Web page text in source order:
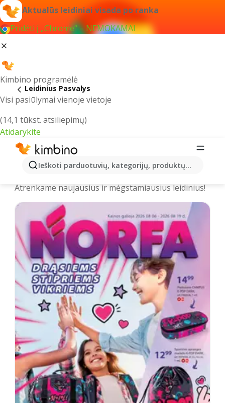
Aktualūs leidiniai visada po ranka
Pridėti į „Chrome“ – NEMOKAMAI
Kimbino programėlė
Visi pasiūlymai vienoje vietoje
(14,1 tūkst. atsiliepimų)
Atidarykite
Ieškoti parduotuvių, kategorijų, produktų...
Leidinius Pasvalys
Pasvalys - Naujausi leidiniai,
Atrenkame naujausius ir mėgstamiausius leidinius!